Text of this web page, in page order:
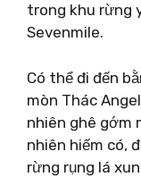
trong khu rừng
Sevenmile.
Có thể đi đến
mòn Thác
nhiên ghê gớm
nhiên hiếm có,
rừng rụng lá